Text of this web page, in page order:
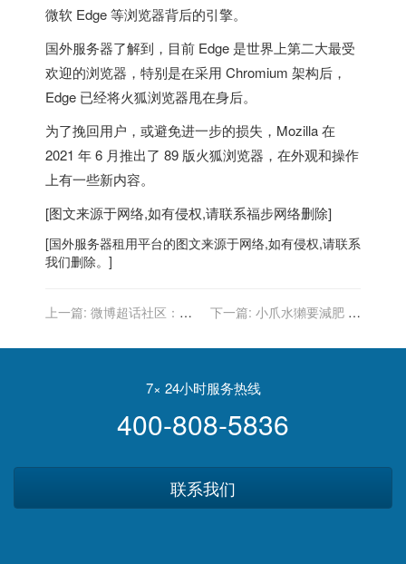
微软 Edge 等浏览器背后的引擎。
国外服务器了解到，目前 Edge 是世界上第二大最受
欢迎的浏览器，特别是在采用 Chromium 架构后，
Edge 已经将火狐浏览器甩在身后。
为了挽回用户，或避免进一步的损失，Mozilla 在
2021 年 6 月推出了 89 版火狐浏览器，在外观和操作
上有一些新内容。
[图文来源于网络,如有侵权,请联系福步网络删除]
[国外服务器租用平台的图文来源于网络,如有侵权,请联系
我们删除。]
上一篇: 微博超话社区：下
制，后续将根据活跃度展示
下一篇: 小爪水獺要減肥 動
7× 24小时服务热线
400-808-5836
联系我们